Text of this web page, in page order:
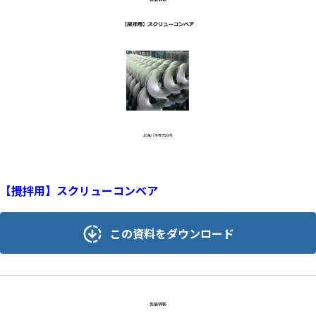
【攪拌用】スクリューコンベア
この資料をダウンロード